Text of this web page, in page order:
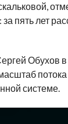
за пять лет
Обухов
системе.